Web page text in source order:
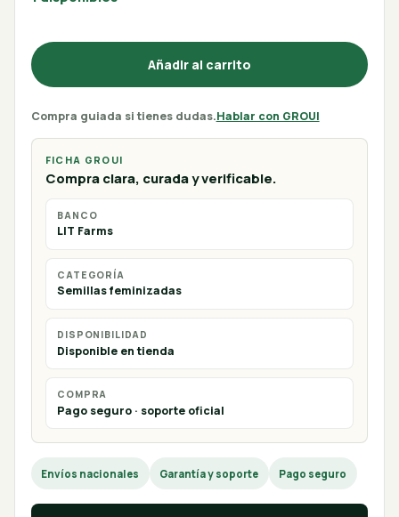
Añadir al carrito
Compra guiada si tienes dudas.Hablar con GROUI
FICHA GROUI
Compra clara, curada y verificable.
BANCO
LIT Farms
CATEGORÍA
Semillas feminizadas
DISPONIBILIDAD
Disponible en tienda
COMPRA
Pago seguro · soporte oficial
Envíos nacionales Garantía y soporte Pago seguro